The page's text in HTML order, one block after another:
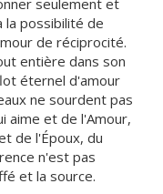
seulement et
la possibilité de
de réciprocité.
entière dans son
éternel d'amour
ne sourdent pas
aime et de l'Amour,
de l'Époux, du
n'est pas
et la source.